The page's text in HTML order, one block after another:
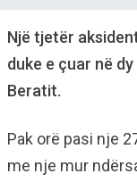
Një tjetër
duke e çuar në
Beratit.
Pak orë pasi nje
me nje mur